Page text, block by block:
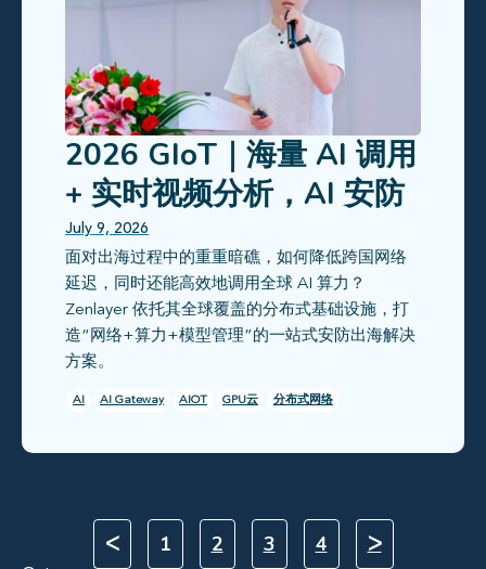
2026 GIoT｜海量 AI 调用
+ 实时视频分析，AI 安防
出海如何稳稳不掉线？
July 9, 2026
面对出海过程中的重重暗礁，如何降低跨国网络
延迟，同时还能高效地调用全球 AI 算力？
Zenlayer 依托其全球覆盖的分布式基础设施，打
造“网络+算力+模型管理”的一站式安防出海解决
方案。
AI AI Gateway AIOT GPU云 分布式网络
ᐸ 1 2 3 4
ᐳ